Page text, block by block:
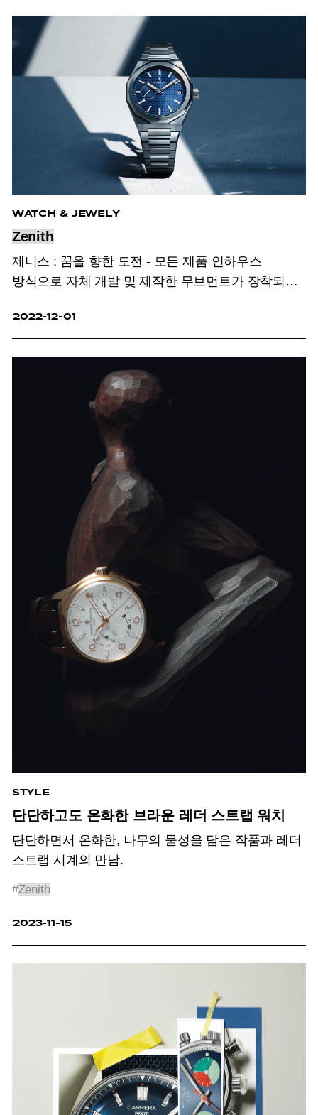
WATCH & JEWELY
Zenith
제니스 : 꿈을 향한 도전 - 모든 제품 인하우스
방식으로 자체 개발 및 제작한 무브먼트가 장착되며
뛰어넘는 이들과 함께 스위스 워치메이킹의 미래를
만들어 가고 있습니다.
2022-12-01
STYLE
단단하고도 온화한 브라운 레더 스트랩 워치
단단하면서 온화한, 나무의 물성을 담은 작품과 레더
스트랩 시계의 만남.
#Zenith
2023-11-15